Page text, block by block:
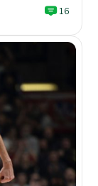
16